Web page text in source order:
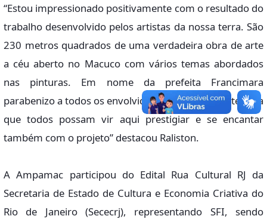
“Estou impressionado positivamente com o resultado do
trabalho desenvolvido pelos artistas da nossa terra. São
230 metros quadrados de uma verdadeira obra de arte
a céu aberto no Macuco com vários temas abordados
nas pinturas. Em nome da prefeita Francimara
parabenizo a todos os envolvidos e faço um convite para
que todos possam vir aqui prestigiar e se encantar
também com o projeto” destacou Raliston.
A Ampamac participou do Edital Rua Cultural RJ da
Secretaria de Estado de Cultura e Economia Criativa do
Rio de Janeiro (Sececrj), representando SFI, sendo